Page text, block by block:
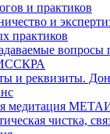
и практиков
и
практиков
вопросы
и реквизиты.
медитация
чистка,